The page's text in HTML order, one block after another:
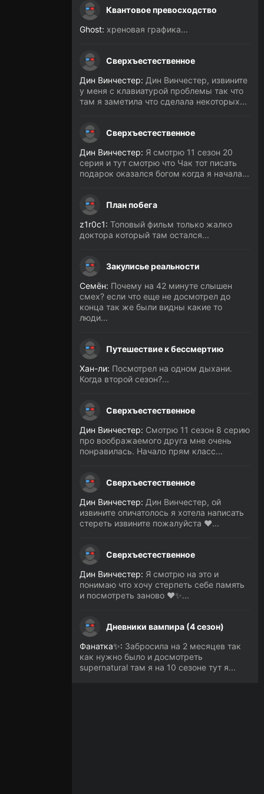
Квантовое превосходство
Ghost: хреновая графика...
Сверхъестественное
Дин Винчестер: Дин Винчестер, извините
у меня с клавиатурой проблемы так что
там я заметила что сделала некоторых...
Сверхъестественное
Дин Винчестер: Я смотрю 11 сезон 20
серия и тут смотрю что Чак тот писать
подарок оказался богом когда я начала...
План побега
z1r0c1: Топовый фильм только жалко
доктора который там остался...
Закулисье реальности
Семён: Почему на 42 минуте слышен
смех? если что еще не досмотрел до
конца так же были видны какие то
люди...
Путешествие к бессмертию
Хан-ли: Посмотрел на одном дыхани.
Когда второй сезон?...
Сверхъестественное
Дин Винчестер: Смотрю 11 сезон 8 серию
про воображаемого друга мне очень
понравилась. Начало прям класс...
Сверхъестественное
Дин Винчестер: Дин Винчестер, ой
извините опичатолось я хотела написать
стереть извините пожалуйста ❤️...
Сверхъестественное
Дин Винчестер: Я смотрю на это и
понимаю что хочу стерпеть себе память
и посмотреть заново ❤️✨...
Дневники вампира (4 сезон)
Фанатка✨: Забросила на 2 месяцев так
как нужно было и досмотреть
supernatural там я на 10 сезоне тут я...